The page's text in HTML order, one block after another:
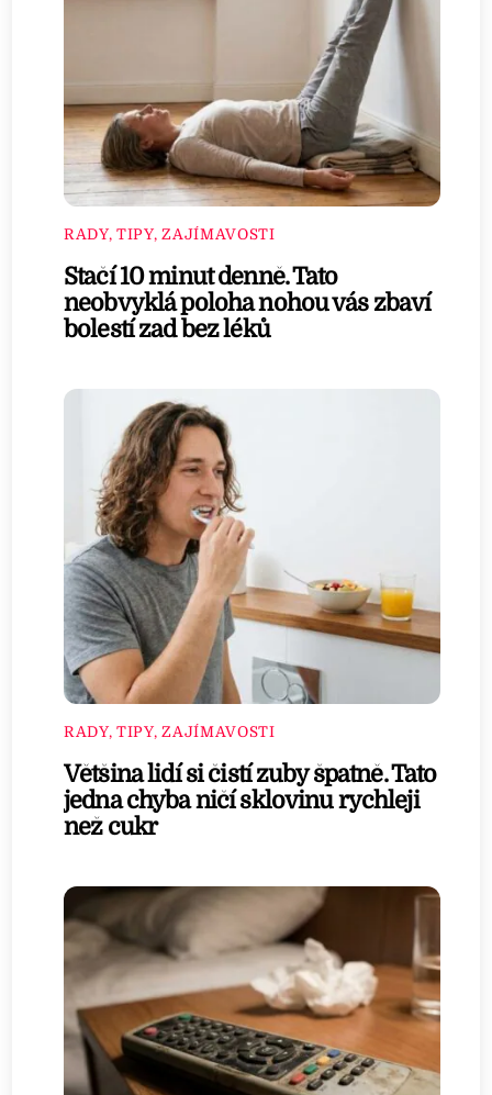
RADY, TIPY, ZAJÍMAVOSTI
Stačí 10 minut denně. Tato
neobvyklá poloha nohou vás zbaví
bolestí zad bez léků
RADY, TIPY, ZAJÍMAVOSTI
Většina lidí si čistí zuby špatně. Tato
jedna chyba ničí sklovinu rychleji
než cukr